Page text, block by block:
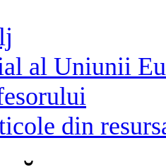
al Uniunii
din